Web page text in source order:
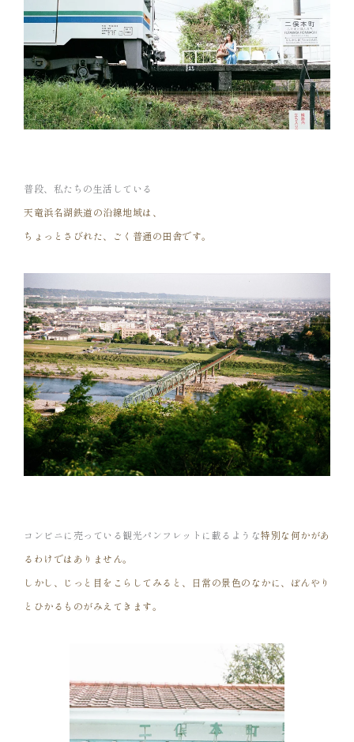
普段、私たちの生活している
天竜浜名湖鉄道の沿線地域は、
ちょっとさびれた、ごく普通の田舎です。
コンビニに売っている観光パンフレットに載るような特別な何かがあ
るわけではありません。
しかし、じっと目をこらしてみると、日常の景色のなかに、ぼんやり
とひかるものがみえてきます。